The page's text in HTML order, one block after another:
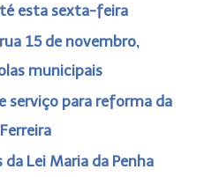
esta sexta-feira
15 de novembro,
municipais
serviço para reforma da
Lei Maria da Penha